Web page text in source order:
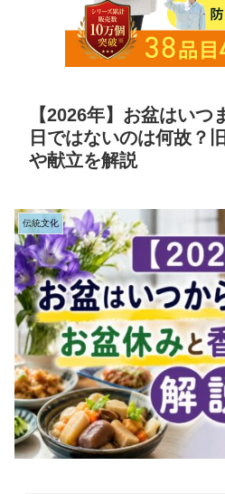
【2026年】お盆はい
日ではないのは何故？
や献立を解説
伝統文化